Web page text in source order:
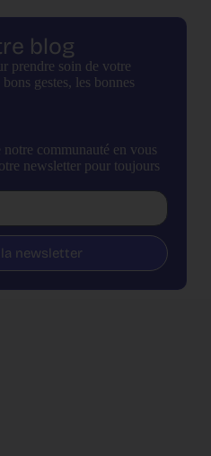
blog
prendre soin de votre
gestes, les bonnes
communauté en vous
newsletter pour toujours
newsletter